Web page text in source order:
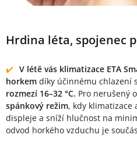
Hrdina léta, spojenec
V létě vás klimatizace ETA
horkem díky účinnému chlazení
rozmezí 16–32 °C. Pro nerušený
spánkový režim, kdy klimatizace
displeje a sníží hlučnost na
odvod horkého vzduchu je